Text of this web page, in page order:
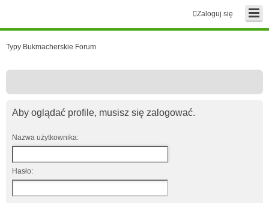
Zaloguj się
Typy Bukmacherskie Forum
Aby oglądać profile, musisz się zalogować.
Nazwa użytkownika:
Hasło: